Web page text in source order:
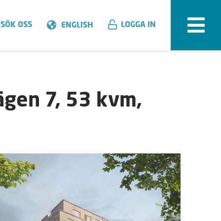
OSS ENGLISH LOGGA IN
7, 53 kvm,